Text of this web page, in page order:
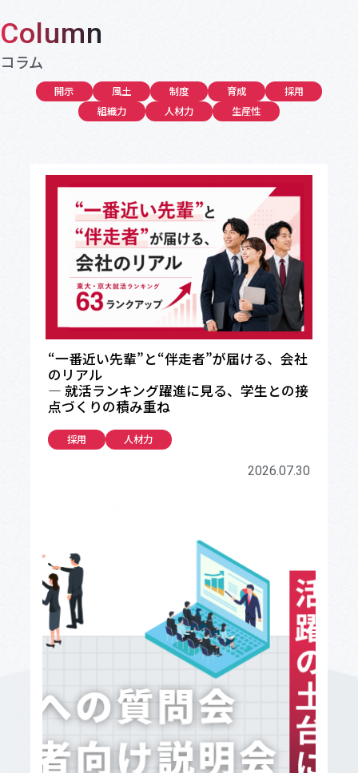
Column
コラム
開示 風土 制度 育成
採用
組織力
人材力 生産性
“一番近い先輩”と“伴走者”が届ける、会社
のリアル
― 就活ランキング躍進に見る、学生との接
点づくりの積み重ね
採用 人材力
2026.07.30